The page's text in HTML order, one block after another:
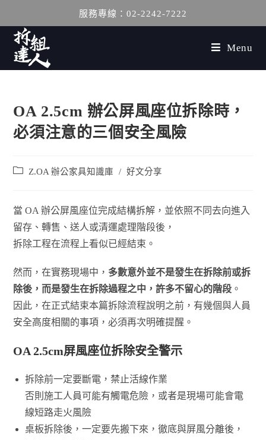
服務專線：02-2242-7222
Menu
OA 2.5cm 辦公屏風座位拆除時，
必須注意的三個安全風險
Z.OA 辦公家具知識庫 / 好文分享
當 OA 辦公屏風座位完成結構拆解，並依照不同去向進入
留存、轉售、送人或清運處理階段後，
拆除工程在流程上看似已經結束。
然而，在實務現場中， 多數意外並不是發生在拆除前或拆
除後，而是發生在拆除過程之中，許多不留心的階段 。
因此，在正式結束本篇拆除流程說明之前，有幾個與人員
安全高度相關的事項，必須再次明確提醒。
OA 2.5cm屏風座位拆除安全警示
拆除前一定要斷電，禁止活線作業
否則施工人員可能有觸電危險，或者是現場可能會電
線短路走火風險
桌板拆除後，一定要先搬下來，徹底與屏風分離後，